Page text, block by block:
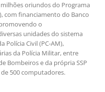
oriundos do Programa
com financiamento do Banco
o
unidades do sistema
Polícia Civil (PC-AM),
da Polícia Militar, entre
Bombeiros e da própria SSP
500 computadores.